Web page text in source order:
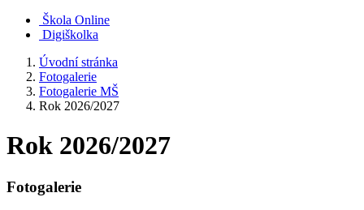
Škola Online
Digiškolka
Úvodní stránka
Fotogalerie
Fotogalerie MŠ
Rok 2026/2027
Rok 2026/2027
Fotogalerie